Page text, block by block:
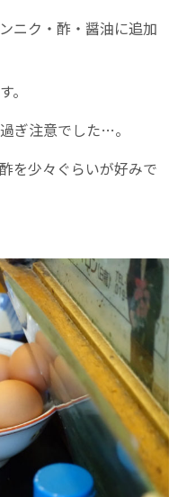
ニク・酢・醤油に追加
。
ぎ注意でした…。
を少々ぐらいが好みで